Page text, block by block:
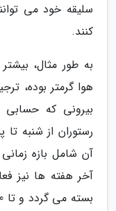
سلیقه خود می
کنند.
به طور مثال،
هوا گرمتر بوده،
بیرونی که حسابی
رستوران از شنبه
آخر هفته ها نیز